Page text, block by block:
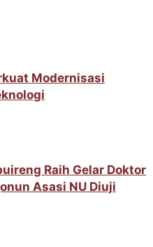
Modernisasi
Raih Gelar Doktor
Asasi NU Diuji